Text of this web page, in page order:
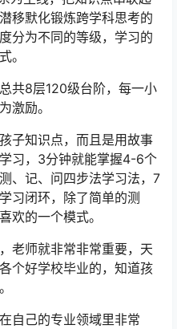
移默化锻炼跨学科思考的
分为不同的等级，学习的
。
共8层120级台阶，每一小
激励。
子知识点，而且是用故事
习，3分钟就能掌握4-6个
、记、问四步法学习法，7
习闭环，除了简单的测
欢的一个模式。
老师就非常非常重要，天
个好学校毕业的，知道孩
自己的专业领域里非常